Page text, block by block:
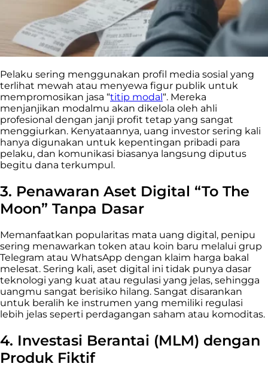
Pelaku sering menggunakan profil media sosial yang
terlihat mewah atau menyewa figur publik untuk
mempromosikan jasa “titip modal “. Mereka
menjanjikan modalmu akan dikelola oleh ahli
profesional dengan janji profit tetap yang sangat
menggiurkan. Kenyataannya, uang investor sering kali
hanya digunakan untuk kepentingan pribadi para
pelaku, dan komunikasi biasanya langsung diputus
begitu dana terkumpul.
3. Penawaran Aset Digital “To The
Moon” Tanpa Dasar
Memanfaatkan popularitas mata uang digital, penipu
sering menawarkan token atau koin baru melalui grup
Telegram atau WhatsApp dengan klaim harga bakal
melesat. Sering kali, aset digital ini tidak punya dasar
teknologi yang kuat atau regulasi yang jelas, sehingga
uangmu sangat berisiko hilang. Sangat disarankan
untuk beralih ke instrumen yang memiliki regulasi
lebih jelas seperti perdagangan saham atau komoditas.
4. Investasi Berantai (MLM) dengan
Produk Fiktif